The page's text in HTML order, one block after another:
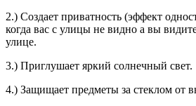
2.) Создает приватность (эффект
когда вас с улицы не видно а вы
улице.
3.) Приглушает яркий солнечный свет.
4.) Защищает предметы за стеклом от